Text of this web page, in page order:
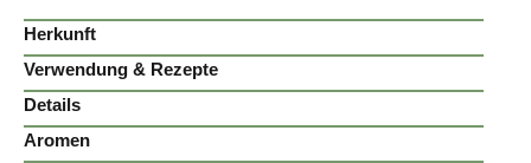
Herkunft
Verwendung & Rezepte
Details
Aromen